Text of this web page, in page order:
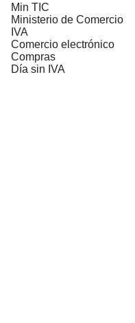
Min TIC
Ministerio de Comercio
IVA
Comercio electrónico
Compras
Día sin IVA